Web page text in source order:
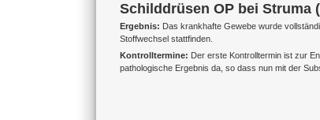
Schilddrüsen OP bei Struma
Ergebnis: Das krankhafte Gewebe wurde
Stoffwechsel stattfinden.
Kontrolltermine: Der erste Kontrolltermin ist zur
pathologische Ergebnis da, so dass nun mit der